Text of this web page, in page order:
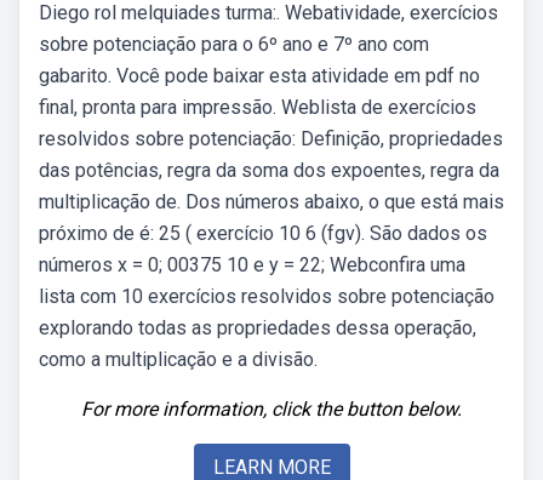
Diego rol melquiades turma:. Webatividade, exercícios
sobre potenciação para o 6º ano e 7º ano com
gabarito. Você pode baixar esta atividade em pdf no
final, pronta para impressão. Weblista de exercícios
resolvidos sobre potenciação: Definição, propriedades
das potências, regra da soma dos expoentes, regra da
multiplicação de. Dos números abaixo, o que está mais
próximo de é: 25 ( exercício 10 6 (fgv). São dados os
números x = 0; 00375 10 e y = 22; Webconfira uma
lista com 10 exercícios resolvidos sobre potenciação
explorando todas as propriedades dessa operação,
como a multiplicação e a divisão.
For more information, click the button below.
LEARN MORE